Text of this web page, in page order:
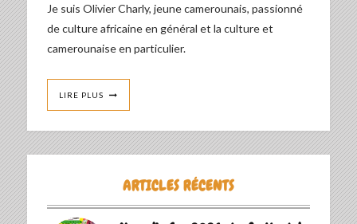
Je suis Olivier Charly, jeune camerounais, passionné
de culture africaine en général et la culture et
camerounaise en particulier.
LIRE PLUS
ARTICLES RÉCENTS